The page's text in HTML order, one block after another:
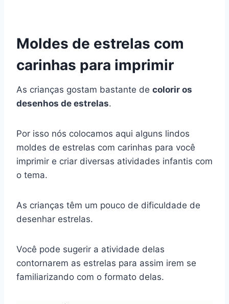
Moldes de estrelas com
carinhas para imprimir
As crianças gostam bastante de colorir os
desenhos de estrelas.
Por isso nós colocamos aqui alguns lindos
moldes de estrelas com carinhas para você
imprimir e criar diversas atividades infantis com
o tema.
As crianças têm um pouco de dificuldade de
desenhar estrelas.
Você pode sugerir a atividade delas
contornarem as estrelas para assim irem se
familiarizando com o formato delas.